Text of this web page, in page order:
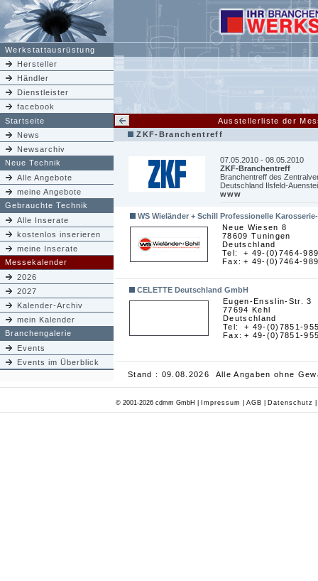
Werkstattausrüstung
Hersteller
Händler
Dienstleister
facebook
Startseite
Ausstellerliste der
News
Newsarchiv
Neue Technik
Alle Angebote
meine Angebote
Gebrauchte Technik
Alle Inserate
kostenlos inserieren
meine Inserate
Messekalender
2026
2027
Kalender-Archiv
mein Kalender
Branchengalerie
Events
Events im Überblick
ZKF-Branchentreff
07.05.2010 - 08.05.2010
ZKF-Branchentreff
Branchentreff des
Deutschland Ilsfeld-
www
WS Wieländer + Schill Professionelle
Neue Wiesen 8
78609 Tuningen
Deutschland
Tel:
Fax:
+ 49-(0)7464-
+ 49-(0)7464-
CELETTE Deutschland GmbH
Eugen-Ensslin-Str. 3
77694 Kehl
Deutschland
Tel:
Fax:
+ 49-(0)7851-
+ 49-(0)7851-
Stand : 09.08.2026 Alle Angaben ohne
© 2001-2026 cdmm GmbH | Impressum AGB Datenschutz